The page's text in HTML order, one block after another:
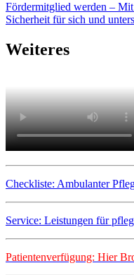
Fördermitglied werden –
Sicherheit für sich und
Weiteres
Checkliste: Ambulanter
Service: Leistungen für
Patientenverfügung: Hier